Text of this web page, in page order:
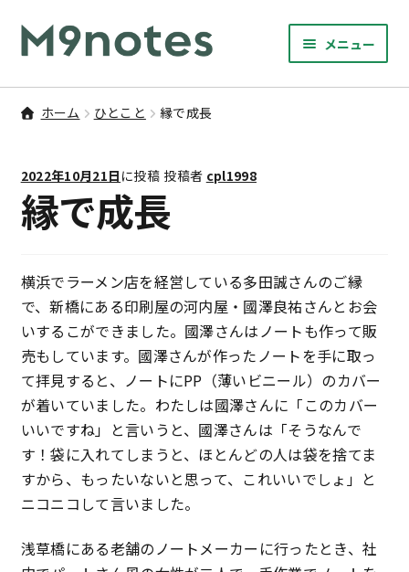
ナ
ビ
ゲ
ー
ン
へ
ス
ッ
プ
コ
ン
テ
ン
ス
キ
ッ
メニュー
9マスノート
サ
を
展
開
研修
ュ
ー
を
展
開
お問い合わせ
アカウント
ご利用案内
特定商取引法に基づく表記
プライバシーポリシー
ホーム ひとこと 縁で成長
2022年10月21日 に投稿 投稿者 cpl1998
縁で成長
横浜でラーメン店を経営している多田誠さんのご縁
で、新橋にある印刷屋の河内屋・國澤良祐さんとお会
いするこができました。國澤さんはノートも作って販
売もしています。國澤さんが作ったノートを手に取っ
て拝見すると、ノートにPP（薄いビニール）のカバー
が着いていました。わたしは國澤さんに「このカバー
いいですね」と言いうと、國澤さんは「そうなんで
す！袋に入れてしまうと、ほとんどの人は袋を捨てま
すから、もったいないと思って、これいいでしょ」と
ニコニコして言いました。
浅草橋にある老舗のノートメーカーに行ったとき、社